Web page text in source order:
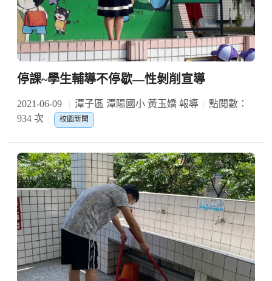
停課~學生輔導不停歇—性剝削宣導
2021-06-09 潭子區 潭陽國小 黃玉嬌 報導
點閱數：
934 次
校園新聞